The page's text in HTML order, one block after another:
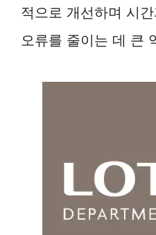
적으로 개선하며 시
오류를 줄이는 데 큰